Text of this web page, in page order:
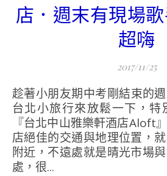
店．週末有現場
超嗨
2017/11/25
趁著小朋友期中考剛結束的週末，趕緊安排一趟
台北小旅行來放鬆一下，特
『台北中山雅樂軒酒店Aloft
店絕佳的交通與地理位置，
附近，不遠處就是晴光市場
處，很...